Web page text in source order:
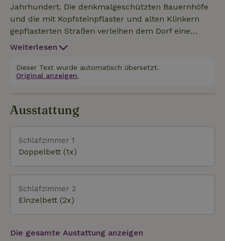
Jahrhundert. Die denkmalgeschützten Bauernhöfe
und die mit Kopfsteinpflaster und alten Klinkern
gepflasterten Straßen verleihen dem Dorf eine
einzigartige, nostalgische Atmosphäre. In und um
jede Menge Freizeitmöglichkeiten. Vom B&amp;B
aus kannst du direkt mit dem Fahrrad oder zu Fuß
in die Natur starten. Wir haben verschiedene
Wander- und Radrouten für dich vorbereitet, aber
um noch mehr Inspiration zu bekommen, kannst
du auch die TIP (Touristeninformation) besuchen,
die direkt gegenüber unserem B&amp;B liegt. Kurz
gesagt: ein herrlicher Ort, zentral im
wunderschönen Drenthe gelegen, um mal so richtig
Weiterlesen
Dieser Text wurde automatisch übersetzt.
Original anzeigen.
Ausstattung
Schlafzimmer 1
Doppelbett (1x)
Schlafzimmer 2
Einzelbett (2x)
Die gesamte Austattung anzeigen